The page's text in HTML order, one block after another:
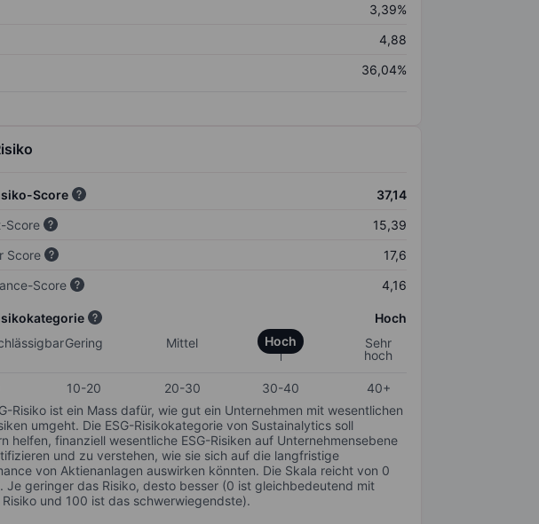
3,39%
4,88
36,04%
Score
37,14
Score
15,39
Score
17,6
Score
4,16
Hoch
Gering Mittel Hoch
Sehr
hoch
10-20 20-30 30-40
40+
Risiko ist ein Mass dafür, wie gut ein Unternehmen mit wesentlichen
umgeht. Die ESG-Risikokategorie von Sustainalytics soll
helfen, finanziell wesentliche ESG-Risiken auf Unternehmensebene
und zu verstehen, wie sie sich auf die langfristige
von Aktienanlagen auswirken könnten. Die Skala reicht von 0
Je geringer das Risiko, desto besser (0 ist gleichbedeutend mit
Risiko und 100 ist das schwerwiegendste).